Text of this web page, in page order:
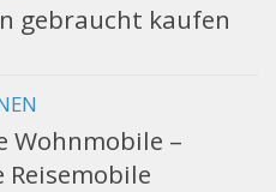
gebraucht kaufen
Wohnmobile –